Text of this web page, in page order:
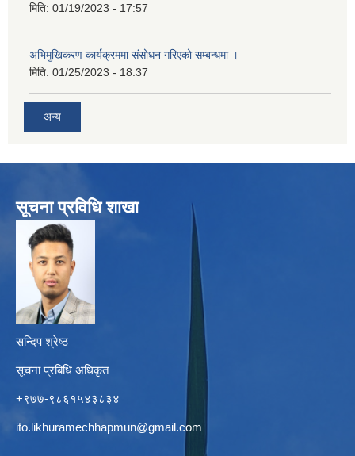
मिति: 01/19/2023 - 17:57
अभिमुखिकरण कार्यक्रममा संसोधन गरिएको सम्बन्धमा ।
मिति: 01/25/2023 - 18:37
अन्य
सूचना प्रविधि शाखा
सन्दिप श्रेष्ठ
सूचना प्रबिधि अधिकृत
+९७७-९८६१५४३८३४
ito.likhuramechhapmun@gmail.com